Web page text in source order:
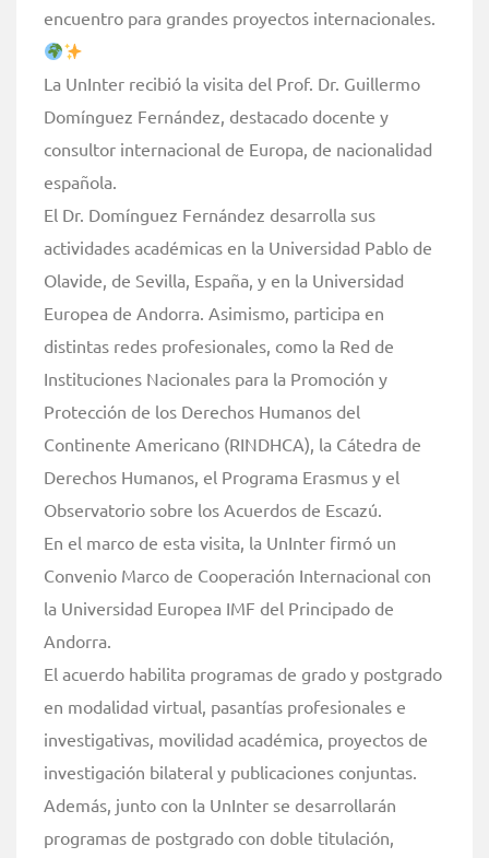
encuentro para grandes proyectos internacionales.
La UnInter recibió la visita del Prof. Dr. Guillermo
Domínguez Fernández, destacado docente y
consultor internacional de Europa, de nacionalidad
española.
El Dr. Domínguez Fernández desarrolla sus
actividades académicas en la Universidad Pablo de
Olavide, de Sevilla, España, y en la Universidad
Europea de Andorra. Asimismo, participa en
distintas redes profesionales, como la Red de
Instituciones Nacionales para la Promoción y
Protección de los Derechos Humanos del
Continente Americano (RINDHCA), la Cátedra de
Derechos Humanos, el Programa Erasmus y el
Observatorio sobre los Acuerdos de Escazú.
En el marco de esta visita, la UnInter firmó un
Convenio Marco de Cooperación Internacional con
la Universidad Europea IMF del Principado de
Andorra.
El acuerdo habilita programas de grado y postgrado
en modalidad virtual, pasantías profesionales e
investigativas, movilidad académica, proyectos de
investigación bilateral y publicaciones conjuntas.
Además, junto con la UnInter se desarrollarán
programas de postgrado con doble titulación,